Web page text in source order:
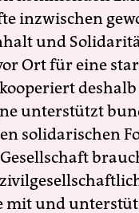
inzwischen
und
Ort für eine
unterstützt
solidarischen
mit und